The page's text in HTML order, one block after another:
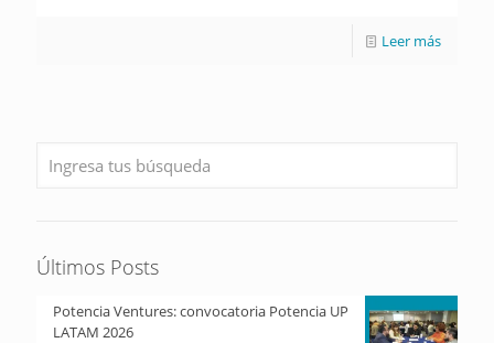
Leer más
Últimos Posts
Potencia Ventures: convocatoria Potencia UP
LATAM 2026